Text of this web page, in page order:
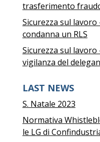
trasferimento
Sicurezza sul
condanna un RLS
Sicurezza sul
vigilanza del
LAST NEWS
S. Natale 2023
Normativa
le LG di